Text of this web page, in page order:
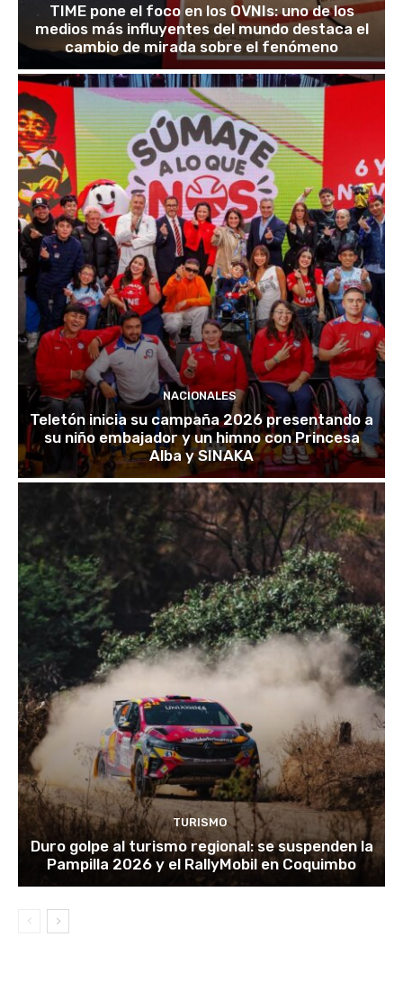
TIME pone el foco en los OVNIs: uno de los
medios más influyentes del mundo destaca el
cambio de mirada sobre el fenómeno
NACIONALES
Teletón inicia su campaña 2026 presentando a
su niño embajador y un himno con Princesa
Alba y SINAKA
TURISMO
Duro golpe al turismo regional: se suspenden la
Pampilla 2026 y el RallyMobil en Coquimbo